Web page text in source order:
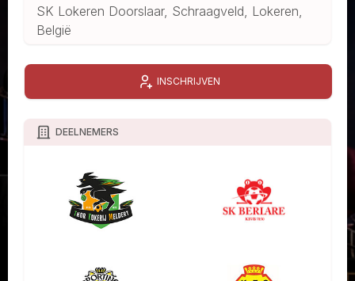
SK Lokeren Doorslaar, Schraagveld, Lokeren,
België
INSCHRIJVEN
DEELNEMERS